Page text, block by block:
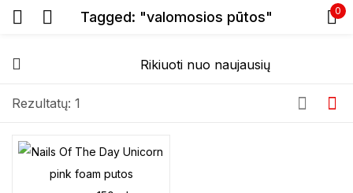
Tagged: "valomosios pūtos" 0
Rezultatų: 1
Prisiminti slaptažodį